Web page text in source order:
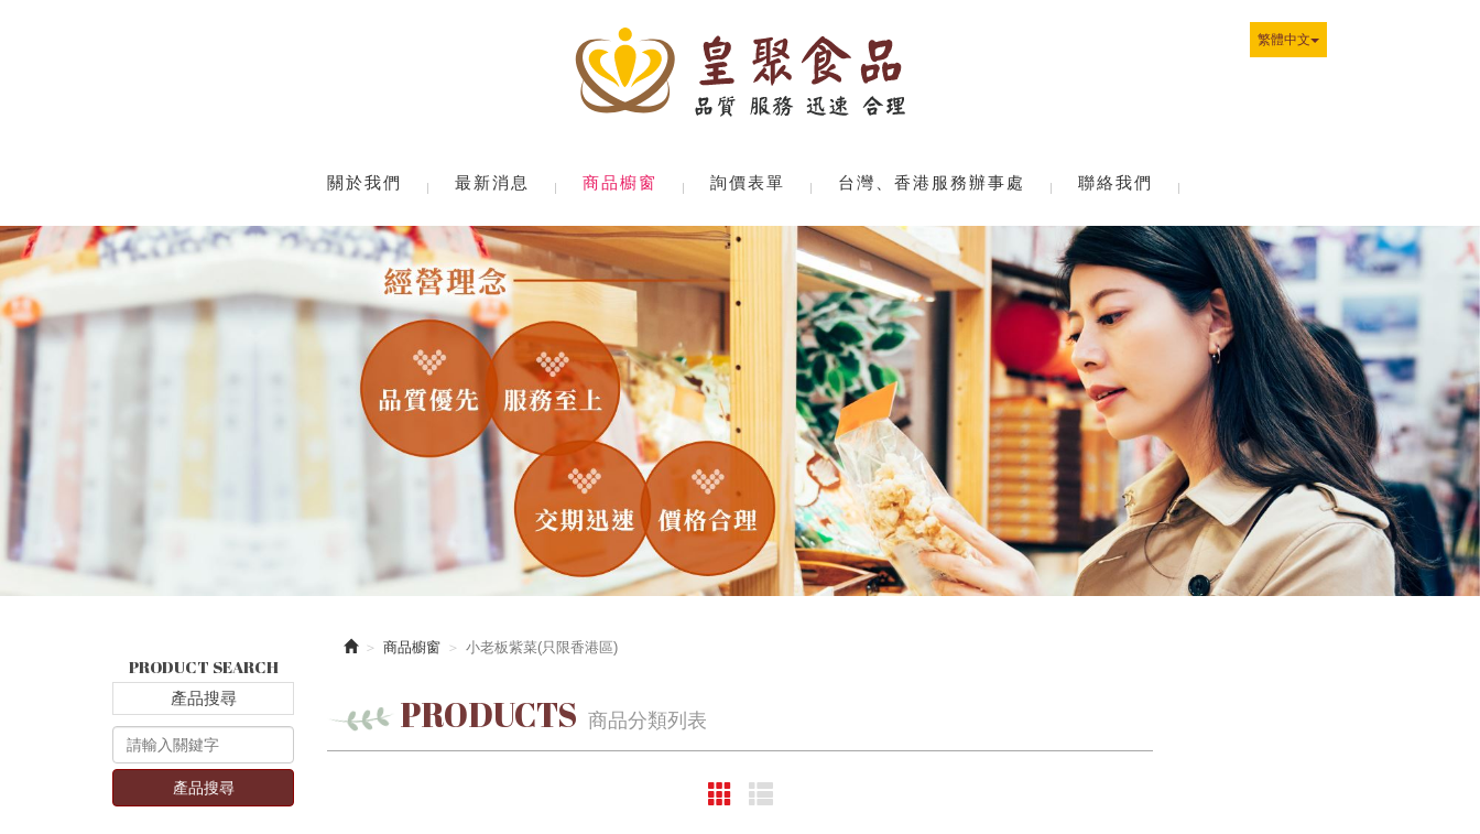
關於我們 最新消息 商品櫥窗 詢價表單 台灣、香港服務辦事處 聯絡我們
繁體中文
PRODUCT SEARCH
產品搜尋
產品搜尋
商品櫥窗 小老板紫菜(只限香港區)
PRODUCTS 商品分類列表